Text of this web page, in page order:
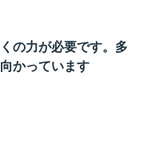
の力が必要です。多
かっています